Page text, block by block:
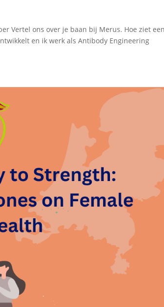
Vertel ons over je baan bij Merus. Hoe ziet
en ik werk als Antibody Engineering